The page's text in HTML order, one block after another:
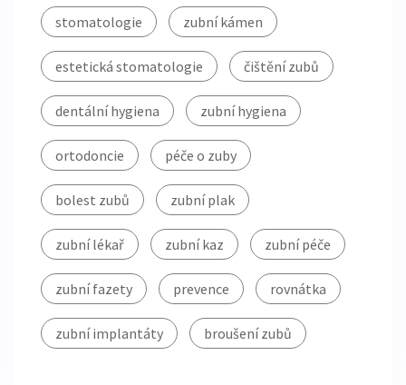
stomatologie zubní kámen
estetická stomatologie čištění zubů
dentální hygiena zubní hygiena
ortodoncie péče o zuby
bolest zubů zubní plak
zubní lékař zubní kaz zubní péče
zubní fazety prevence rovnátka
zubní implantáty broušení zubů